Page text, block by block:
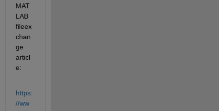
MAT
LAB
fileex
chan
ge
articl
e:
https:
//ww